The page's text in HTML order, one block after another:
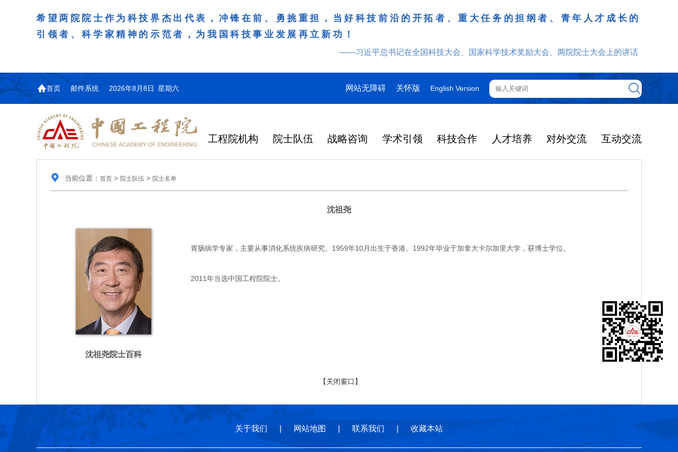
希望两院院士作为科技界杰出代表，冲锋在前、勇挑重担，当好科技前沿的开拓者、重大任务的担纲者、青年人才成长的
引领者、科学家精神的示范者，为我国科技事业发展再立新功！
——习近平总书记在全国科技大会、国家科学技术奖励大会、两院院士大会上的讲话
首页 邮件系统 2026年8月8日 星期六 网站无障碍 关怀版 English Version
工程院机构 院士队伍 战略咨询 学术引领 科技合作 人才培养 对外交流 互动交流
当前位置： 首页> 院士队伍 > 院士名单
沈祖尧
沈祖尧院士百科
胃肠病学专家，主要从事消化系统疾病研究。1959年10月出生于香港。1992年毕业于加拿大卡尔加里大学，获博士学位。
2011年当选中国工程院院士。
【关闭窗口】
关于我们 网站地图 联系我们 收藏本站